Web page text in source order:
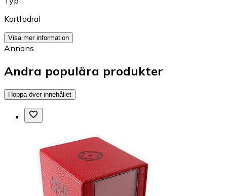
Kortfodral
Visa mer information
Annons
Andra populära produkter
Hoppa över innehållet